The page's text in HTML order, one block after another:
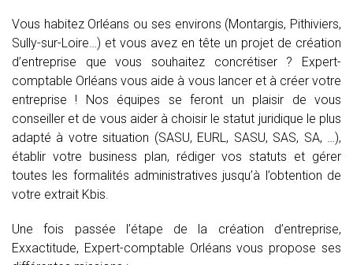
Vous habitez Orléans ou ses environs (Montargis, Pithiviers,
Sully-sur-Loire…) et vous avez en tête un projet de création
d’entreprise que vous souhaitez concrétiser ? Expert-
comptable Orléans vous aide à vous lancer et à créer votre
entreprise ! Nos équipes se feront un plaisir de vous
conseiller et de vous aider à choisir le statut juridique le plus
adapté à votre situation (SASU, EURL, SASU, SAS, SA, …),
établir votre business plan, rédiger vos statuts et gérer
toutes les formalités administratives jusqu’à l’obtention de
votre extrait Kbis.
Une fois passée l’étape de la création d’entreprise,
Exxactitude, Expert-comptable Orléans vous propose ses